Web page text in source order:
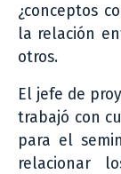
¿conceptos
la relación
otros.
El jefe de
trabajó con
para el
relacionar